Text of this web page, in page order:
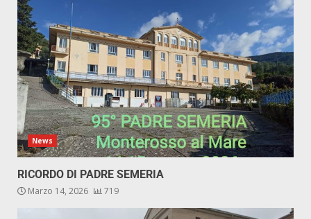
News
RICORDO DI PADRE SEMERIA
Marzo 14, 2026 719